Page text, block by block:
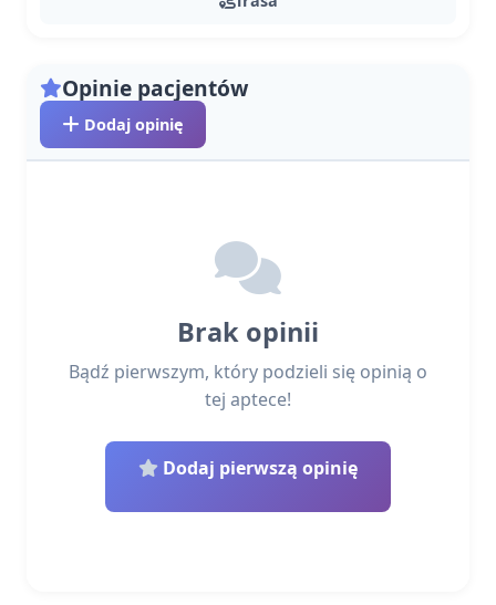
Opinie pacjentów
Dodaj opinię
Brak opinii
Bądź pierwszym, który podzieli się opinią o
tej aptece!
Dodaj pierwszą opinię